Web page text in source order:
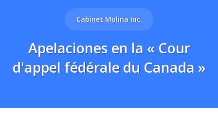
Cabinet Molina Inc.
Apelaciones en la « Cour
d'appel fédérale du Canada »